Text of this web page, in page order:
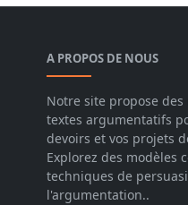
A PROPOS DE NOUS
Notre site propose
textes argumentatifs
devoirs et vos projets
Explorez des modèles
techniques de
l'argumentation..